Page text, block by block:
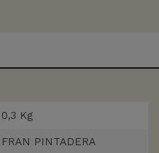
0,3 Kg
FRAN PINTADERA